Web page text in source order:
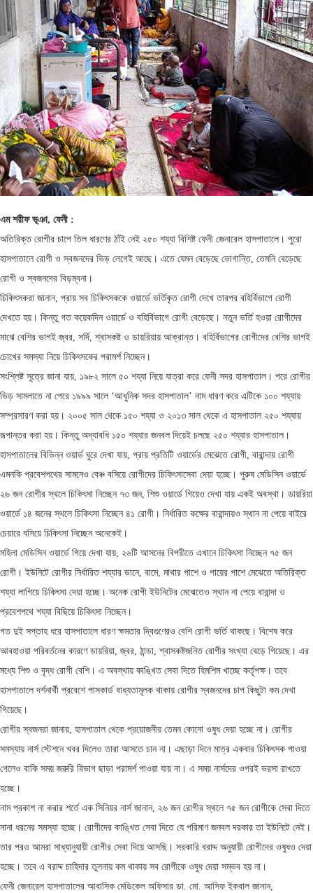
এম শরীফ ভূঞা, ফেনী :
অতিরিক্ত রোগীর চাপে তিল ধারণের ঠাঁই নেই ২৫০ শয্যা বিশিষ্ট ফেনী জেনারেল হাসপাতালে। পুরো
হাসপাতালে রোগী ও স্বজনদের ভিড় লেগেই আছে। এতে যেমন বেড়েছে ভোগান্তি, তেমনি বেড়েছে
রোগী ও স্বজনদের বিড়ম্বনা।
চিকিৎসকরা জানান, প্রায় সব চিকিৎসককে ওয়ার্ডে ভর্তিকৃত রোগী দেখে তারপর বহির্বিভাগে রোগী
দেখতে হয়। কিন্তু গত কয়েকদিন ওয়ার্ডে ও বহির্বিভাগে রোগী বেড়েছে। নতুন ভর্তি হওয়া রোগীদের
মাঝে বেশির ভাগই জ্বর, সর্দি, শ্বাসকষ্ট ও ডায়রিয়ায় আক্রান্ত। বহির্বিভাগের রোগীদের বেশির ভাগই
চোখের সমস্যা নিয়ে চিকিৎসকের পরামর্শ নিচ্ছেন।
সংশ্লিষ্ট সূত্রে জানা যায়, ১৯৮২ সালে ৫০ শয্যা নিয়ে যাত্রা করে ফেনী সদর হাসপাতাল। পরে রোগীর
ভিড় সামলাতে না পেরে ১৯৯৯ সালে ‘আধুনিক সদর হাসপাতাল’ নাম ধারণ করে এটিকে ১০০ শয্যায়
সম্প্রসারণ করা হয়। ২০০৫ সাল থেকে ১৫০ শয্যা ও ২০১৩ সাল থেকে এ হাসপাতাল ২৫০ শয্যায়
রূপান্তর করা হয়। কিন্তু অদ্যাবধি ১৫০ শয্যার জনবল দিয়েই চলছে ২৫০ শয্যার হাসপাতাল।
হাসপাতালের বিভিন্ন ওয়ার্ড ঘুরে দেখা যায়, প্রায় প্রতিটি ওয়ার্ডের মেঝেতে রোগী, বারান্দায় রোগী
এমনকি প্রবেশপথের সামনেও বেঞ্চ বসিয়ে রোগীদের চিকিৎসাসেবা দেয়া হচ্ছে। পুরুষ মেডিসিন ওয়ার্ডে
২৬ জন রোগীর স্থলে চিকিৎসা নিচ্ছেন ৭৩ জন, শিশু ওয়ার্ডে গিয়েও দেখা যায় একই অবস্থা। ডায়রিয়া
ওয়ার্ডে ১৪ জনের স্থলে চিকিৎসা নিচ্ছেন ৪১ রোগী। নির্ধারিত কক্ষের বারান্দায়ও স্থান না পেয়ে বাইরে
চেয়ারে বসিয়ে চিকিৎসা নিচ্ছেন অনেকেই।
মহিলা মেডিসিন ওয়ার্ডে গিয়ে দেখা যায়, ২৬টি আসনের বিপরীতে এখানে চিকিৎসা নিচ্ছেন ৭৫ জন
রোগী। ইউনিটে রোগীর নির্ধারিত শয্যার ডানে, বামে, মাথার পাশে ও পায়ের পাশে মেঝেতে অতিরিক্ত
শয্যা লাগিয়ে চিকিৎসা দেয়া হচ্ছে। অনেক রোগী ইউনিটের মেঝেতেও স্থান না পেয়ে বারান্দা ও
প্রবেশপথে শয্যা বিছিয়ে চিকিৎসা নিচ্ছেন।
গত দুই সপ্তাহ ধরে হাসপাতালে ধারণ ক্ষমতার দ্বিগুণেরও বেশি রোগী ভর্তি থাকছে। বিশেষ করে
আবহাওয়া পরিবর্তনের কারণে ডায়রিয়া, জ্বর, ঠান্ডা, শ্বাসকষ্টজনিত রোগীর সংখ্যা বেড়ে গিয়েছে। এর
মধ্যে শিশু ও বৃদ্ধ রোগী বেশি। এ অবস্থায় কাঙ্খিত সেবা দিতে হিমশিম খাচ্ছে কর্তৃপক্ষ। তবে
হাসপাতালে দর্শনার্থী প্রবেশে পাসকার্ড বাধ্যতামূলক থাকায় রোগীর স্বজনদের চাপ কিছুটা কম দেখা
গিয়েছে।
রোগীর স্বজনরা জানায়, হাসপাতাল থেকে প্রয়োজনীয় তেমন কোনো ওষুধ দেয়া হচ্ছে না। রোগীর
সমস্যায় নার্স স্টেশনে খবর দিলেও তারা আসতে চান না। এছাড়া দিনে মাত্র একবার চিকিৎসক পাওয়া
গেলেও বাকি সময় জরুরি বিভাগ ছাড়া পরামর্শ পাওয়া যায় না। এ সময় নার্সদের ওপরই ভরসা রাখতে
হচ্ছে।
নাম প্রকাশ না করার শর্তে এক সিনিয়র নার্স জানান, ২৬ জন রোগীর স্থলে ৭৫ জন রোগীকে সেবা দিতে
নানা ধরনের সমস্যা হচ্ছে। রোগীদের কাঙ্খিত সেবা দিতে যে পরিমাণ জনবল দরকার তা ইউনিটে নেই।
তার পরও আমরা সাধ্যানুযায়ী রোগীর সেবা দিয়ে আসছি। সরকারি বরাদ্দ অনুযায়ী রোগীদের ওষুধও দেয়া
হচ্ছে। তবে এ বরাদ্দ চাহিদার তুলনায় কম থাকায় সব রোগীকে ওষুধ দেয়া সম্ভব হয় না।
ফেনী জেনারেল হাসপাতালের আবাসিক মেডিকেল অফিসার ডা. মো. আসিফ ইকবাল জানান,